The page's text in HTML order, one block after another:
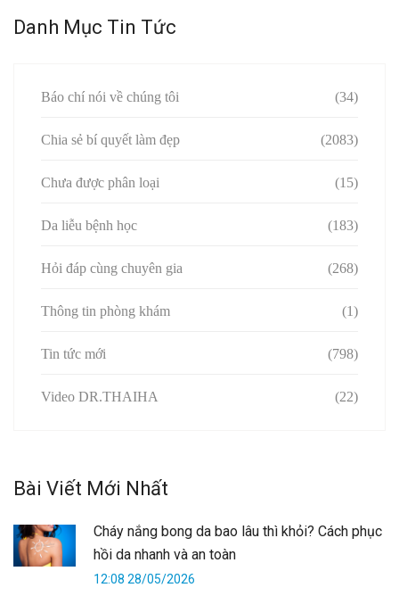
Danh Mục Tin Tức
Báo chí nói về chúng tôi (34)
Chia sẻ bí quyết làm đẹp (2083)
Chưa được phân loại (15)
Da liễu bệnh học (183)
Hỏi đáp cùng chuyên gia (268)
Thông tin phòng khám (1)
Tin tức mới (798)
Video DR.THAIHA (22)
Bài Viết Mới Nhất
Cháy nắng bong da bao lâu thì khỏi? Cách phục
hồi da nhanh và an toàn
12:08 28/05/2026